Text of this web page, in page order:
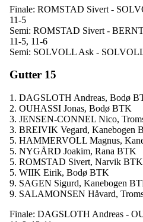
Finale: ROMSTAD Sivert -
11-5
Semi: ROMSTAD Sivert -
11-5, 11-6
Semi: SOLVOLL Ask -
Gutter 15
1. DAGSLOTH Andreas, Bodø
2. OUHASSI Jonas, Bodø BTK
3. JENSEN-CONNEL Nico,
3. BREIVIK Vegard, Kanebogen
5. HAMMERVOLL Magnus,
5. NYGÅRD Joakim, Rana BTK
5. ROMSTAD Sivert, Narvik BTK
5. WIIK Eirik, Bodø BTK
9. SAGEN Sigurd, Kanebogen
9. SALAMONSEN Håvard,
Finale: DAGSLOTH Andreas -